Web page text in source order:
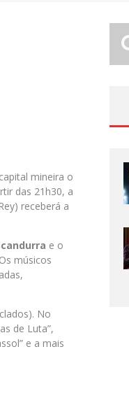
mineira o
das 21h30, a
receberá a
e o
músicos
No
de Luta”,
e a mais